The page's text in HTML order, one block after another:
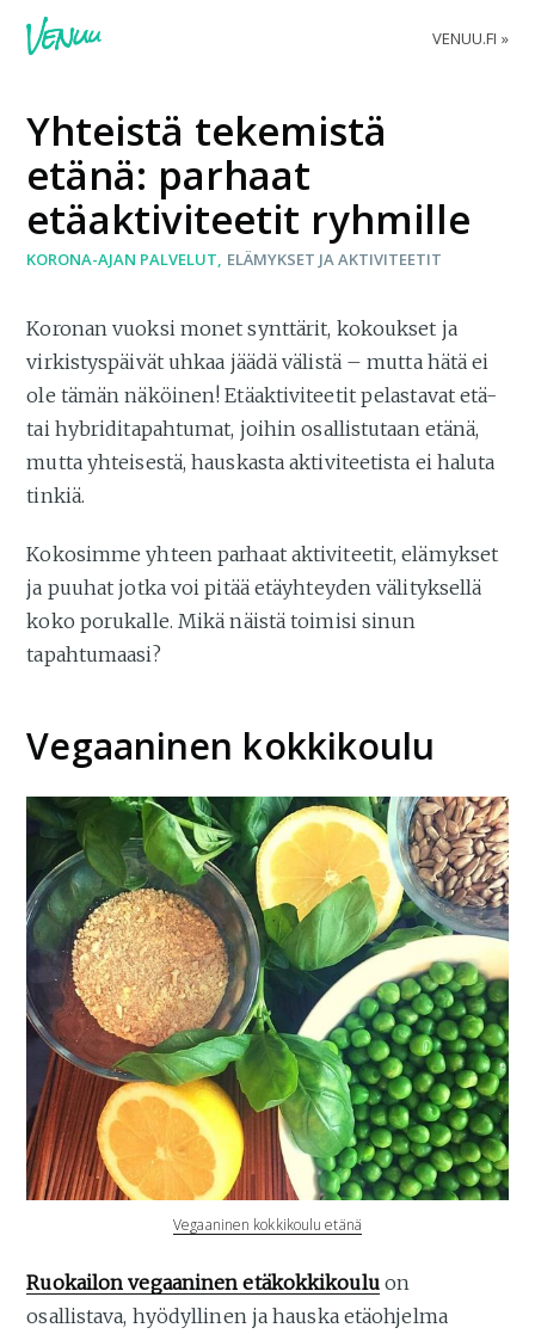
VENUU.FI
Yhteistä tekemistä
etänä: parhaat
etäaktiviteetit ryhmille
KORONA-AJAN PALVELUT ELÄMYKSET JA AKTIVITEETIT
Koronan vuoksi monet synttärit, kokoukset ja
virkistyspäivät uhkaa jäädä välistä – mutta hätä ei
ole tämän näköinen! Etäaktiviteetit pelastavat etä-
tai hybriditapahtumat, joihin osallistutaan etänä,
mutta yhteisestä, hauskasta aktiviteetista ei haluta
tinkiä.
Kokosimme yhteen parhaat aktiviteetit, elämykset
ja puuhat jotka voi pitää etäyhteyden välityksellä
koko porukalle. Mikä näistä toimisi sinun
tapahtumaasi?
Vegaaninen kokkikoulu
Vegaaninen kokkikoulu etänä
Ruokailon vegaaninen etäkokkikouluon
osallistava, hyödyllinen ja hauska etäohjelma